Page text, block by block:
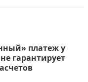
платеж у
гарантирует